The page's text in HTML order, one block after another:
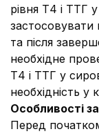
рівня Т4 і ТТГ
застосовувати
та після
необхідне
Т4 і ТТГ у
необхідність у
Особливості
Перед